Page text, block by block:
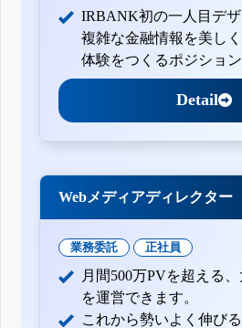
IRBANK初の一人目デザ
複雑な金融情報を美し
体験をつくるポジション
Detail
Webメディアディレクター
業務委託 正社員
月間500万PVを超える
を運営できます。
これから勢いよく伸び